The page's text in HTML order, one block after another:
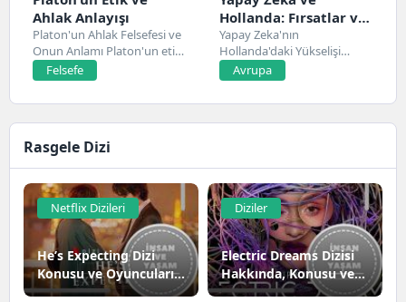
Ahlak Anlayışı
Platon'un Ahlak Felsefesi ve
Onun Anlamı Platon'un etik
ve ahlak...
Felsefe
Hollanda: Fırsatlar ve
Zorluklar
Yapay Zeka'nın
Hollanda'daki Yükselişi
Hollanda, son yıllarda yapay
zeka alanında...
Avrupa
Rasgele Dizi
Netflix Dizileri
He’s Expecting Dizi
Konusu ve Oyuncuları |
Netflix
Diziler
Electric Dreams Dizisi
Hakkında, Konusu ve
Oyuncuları